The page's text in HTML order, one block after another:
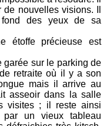
nouvelles visions. Il
des yeux de sa
étoffe précieuse est
garée sur le parking de
retraite où il y a son
mais il arrive au
asseoir dans la salle
visites ; il reste ainsi
par un vieux tableau